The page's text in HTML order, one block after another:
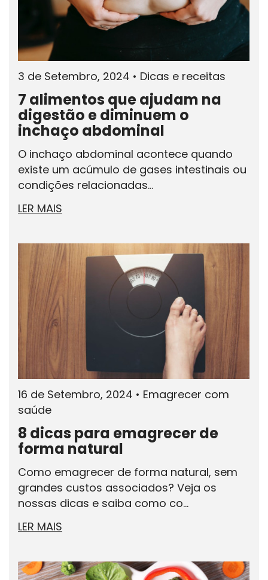
3 de Setembro, 2024 • Dicas e receitas
7 alimentos que ajudam na
digestão e diminuem o
inchaço abdominal
O inchaço abdominal acontece quando
existe um acúmulo de gases intestinais ou
condições relacionadas...
LER MAIS
16 de Setembro, 2024 • Emagrecer com
saúde
8 dicas para emagrecer de
forma natural
Como emagrecer de forma natural, sem
grandes custos associados? Veja os
nossas dicas e saiba como co...
LER MAIS